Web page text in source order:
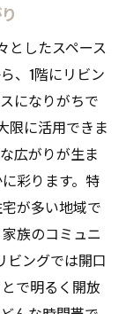
る工夫
の価値
役割
の工夫
方
リビング設
としたスペース
、1階にリビン
になりがちで
限に活用できま
広がりが生ま
彩ります。特
が多い地域で
族のコミュニ
ビングでは開口
で明るく開放